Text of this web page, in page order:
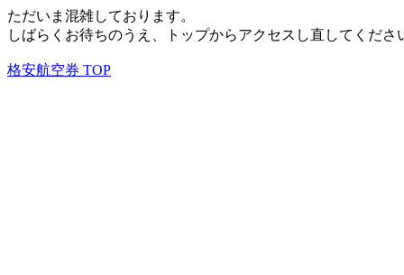
ただいま混雑しております。
しばらくお待ちのうえ、トップからアクセスし直してくださ
格安航空券 TOP